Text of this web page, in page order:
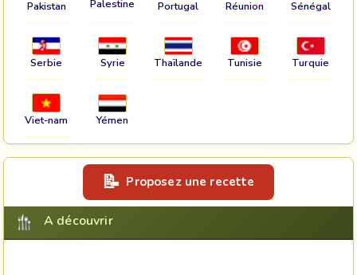
Pakistan Palestine Portugal Réunion Sénégal
Serbie Syrie Thaïlande Tunisie Turquie
Viet-nam Yémen
Proposez une recette
A découvrir